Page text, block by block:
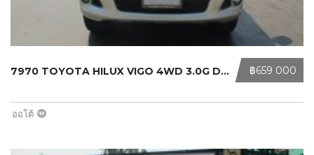
‎฿659 000
7970 TOYOTA HILUX VIGO 4WD 3.0G DOU ...
ออโต้